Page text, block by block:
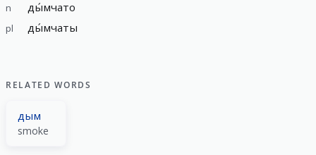
n ды́мчато
pl ды́мчаты
RELATED WORDS
дым
smoke